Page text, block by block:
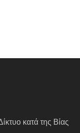
κατά της Βίας